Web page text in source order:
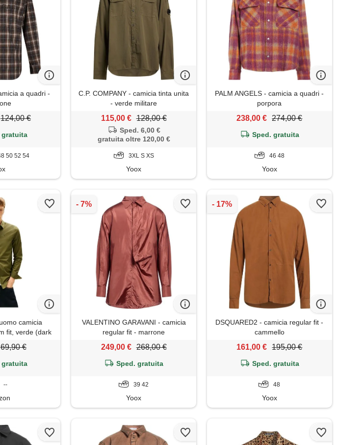
a quadri -
124,00 €
gratuita
50 52 54
C.P. COMPANY - camicia tinta unita
- verde militare
115,00 € 128,00 €
Sped. 6,00 €
gratuita oltre 120,00 €
3XL S XS
Yoox
PALM ANGELS - camicia a quadri -
porpora
238,00 € 274,00 €
Sped. gratuita
46 48
Yoox
camicia
fit, verde (dark
69,90 €
gratuita
--
VALENTINO GARAVANI - camicia
regular fit - marrone
249,00 € 268,00 €
Sped. gratuita
39 42
Yoox
DSQUARED2 - camicia regular fit -
cammello
161,00 € 195,00 €
Sped. gratuita
48
Yoox